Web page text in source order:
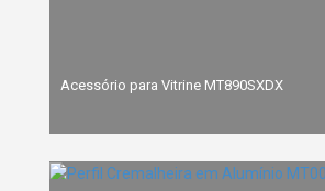
Acessório para Vitrine MT890SXDX